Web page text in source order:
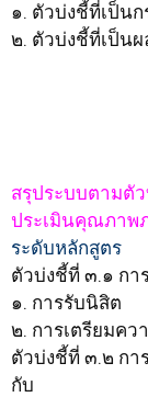
๑. ตัวบ่งชี้ที่เป็น
๒. ตัวบ่งชี้ที่เป็นผ
สรุประบบตามตั
ประเมินคุณภาพ
ระดับหลักสูตร
ตัวบ่งชี้ที่ ๓.๑ กา
๑. การรับนิสิต
๒. การเตรียมค
ตัวบ่งชี้ที่ ๓.๒ กา
กับ